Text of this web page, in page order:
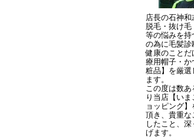
店長の石神和
脱毛・抜け
等の悩みを持
の為に毛髪診
健康のことだ
療用帽子・か
粧品】を厳選
ます。
この度は数あ
り当店【い
ョッピング】
頂き、貴重な
したこと、
げます。